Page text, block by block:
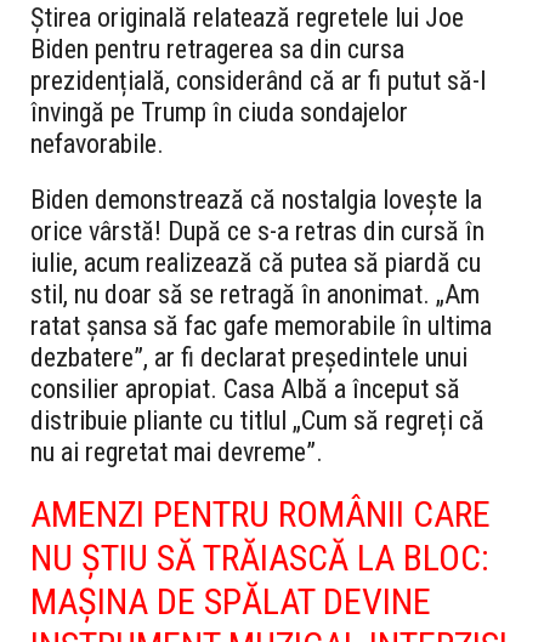
Știrea originală relatează regretele lui Joe
Biden pentru retragerea sa din cursa
prezidențială, considerând că ar fi putut să-l
învingă pe Trump în ciuda sondajelor
nefavorabile.
Biden demonstrează că nostalgia lovește la
orice vârstă! După ce s-a retras din cursă în
iulie, acum realizează că putea să piardă cu
stil, nu doar să se retragă în anonimat. „Am
ratat șansa să fac gafe memorabile în ultima
dezbatere”, ar fi declarat președintele unui
consilier apropiat. Casa Albă a început să
distribuie pliante cu titlul „Cum să regreți că
nu ai regretat mai devreme”.
AMENZI PENTRU ROMÂNII CARE
NU ȘTIU SĂ TRĂIASCĂ LA BLOC:
MAȘINA DE SPĂLAT DEVINE